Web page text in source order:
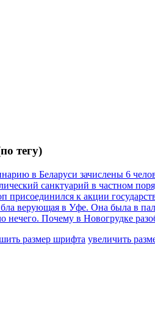
тегу)
в Беларуси зачислены 6
санктуарий в частном
присоединился к акции
верующая в Уфе. Она была в
нечего. Почему в Новогрудке
размер шрифта увеличить